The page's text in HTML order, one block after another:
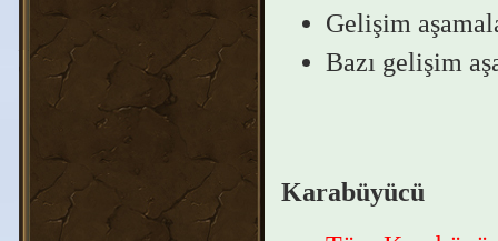
Gelişim
Bazı gelişim
Karabüyücü